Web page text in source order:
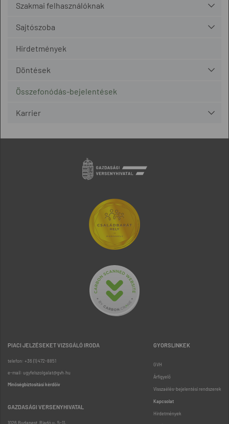
Szakmai felhasználóknak
Sajtószoba
Hirdetmények
Döntések
Összefonódás-bejelentések
Karrier
PIACI JELZÉSEKET VIZSGÁLÓ IRODA
telefon: +36 (1) 472-8851
e-mail: ugyfelszolgalat@gvh.hu
Minőségbiztosítási kérdőív
GAZDASÁGI VERSENYHIVATAL
GYORSLINKEK
GVH
Árfigyelő
Visszaélés-bejelentési rendszerek
Kapcsolat
Hirdetmények